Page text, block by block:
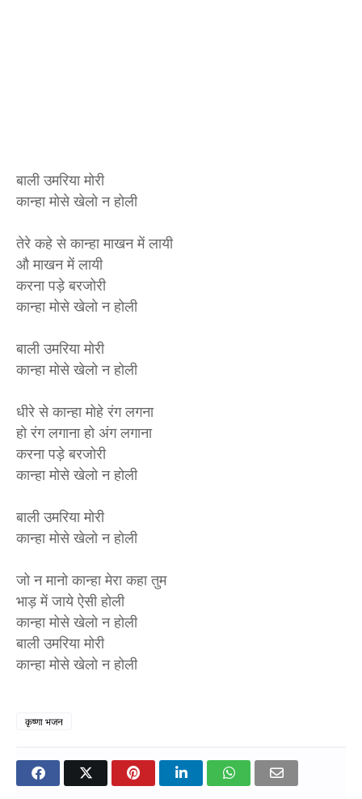
बाली उमरिया मोरी
कान्हा मोसे खेलो न होली
तेरे कहे से कान्हा माखन में लायी
औ माखन में लायी
करना पड़े बरजोरी
कान्हा मोसे खेलो न होली
बाली उमरिया मोरी
कान्हा मोसे खेलो न होली
धीरे से कान्हा मोहे रंग लगना
हो रंग लगाना हो अंग लगाना
करना पड़े बरजोरी
कान्हा मोसे खेलो न होली
बाली उमरिया मोरी
कान्हा मोसे खेलो न होली
जो न मानो कान्हा मेरा कहा तुम
भाड़ में जाये ऐसी होली
कान्हा मोसे खेलो न होली
बाली उमरिया मोरी
कान्हा मोसे खेलो न होली
कृष्णा भजन